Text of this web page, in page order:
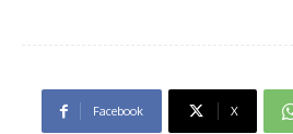
Facebook X